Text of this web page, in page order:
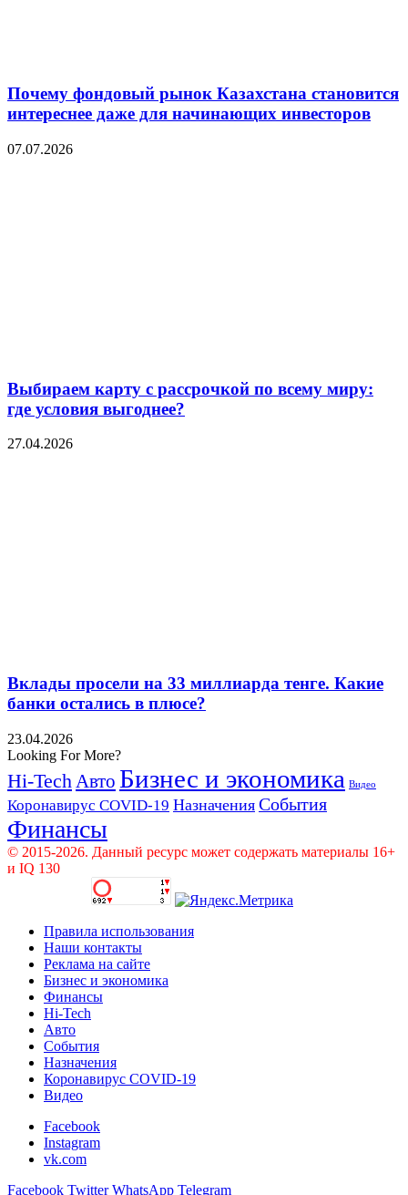
Почему фондовый рынок Казахстана становится
интереснее даже для начинающих инвесторов
07.07.2026
Выбираем карту с рассрочкой по всему миру:
где условия выгоднее?
27.04.2026
Вклады просели на 33 миллиарда тенге. Какие
банки остались в плюсе?
23.04.2026
Looking For More?
Hi-Tech Авто Бизнес и экономика Видео
Коронавирус COVID-19 Назначения События
Финансы
© 2015-2026. Данный ресурс может содержать материалы 16+
и IQ 130
Правила использования
Наши контакты
Реклама на сайте
Бизнес и экономика
Финансы
Hi-Tech
Авто
События
Назначения
Коронавирус COVID-19
Видео
Facebook
Instagram
vk.com
Facebook Twitter WhatsApp Telegram